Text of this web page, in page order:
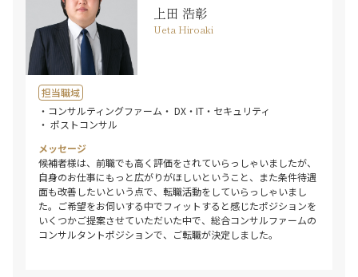
上田 浩彰
Ueta Hiroaki
担当職域
・コンサルティングファーム ・ DX・IT・セキュリティ
・ ポストコンサル
メッセージ
候補者様は、前職でも高く評価をされていらっしゃいましたが、
自身のお仕事にもっと広がりがほしいということ、また条件待遇
面も改善したいという点で、転職活動をしていらっしゃいまし
た。ご希望をお伺いする中でフィットすると感じたポジションを
いくつかご提案させていただいた中で、総合コンサルファームの
コンサルタントポジションで、ご転職が決定しました。